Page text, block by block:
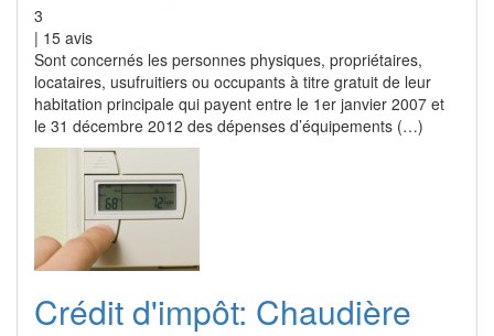
3
| 15 avis
Sont concernés les personnes physiques, propriétaires,
locataires, usufruitiers ou occupants à titre gratuit de leur
habitation principale qui payent entre le 1er janvier 2007 et
le 31 décembre 2012 des dépenses d’équipements (…)
Crédit d'impôt: Chaudière